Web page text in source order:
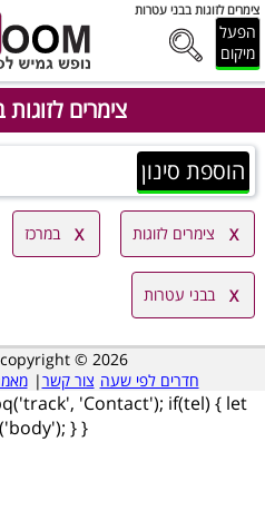
צימרים לזוגות בבני עטרות
הפעל
מיקום
צימרים
הוספת סינון
צימרים לזוגות במרכז
בבני עטרות
© 2026
חדרים לפי שעה צור קשר|
'Contact'); if(tel) { let
} }